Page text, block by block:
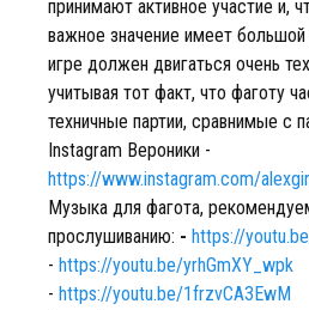
принимают активное участие и,
важное значение имеет
игре должен двигаться очень
учитывая тот факт, что фаготу
техничные партии, сравнимые с
Instagram Вероники -
https://www.instagram.com/
Музыка для фагота,
прослушиванию: - https://
- https://youtu.be/yrhGmXY_wpk
- https://youtu.be/1frzvCA3EwM